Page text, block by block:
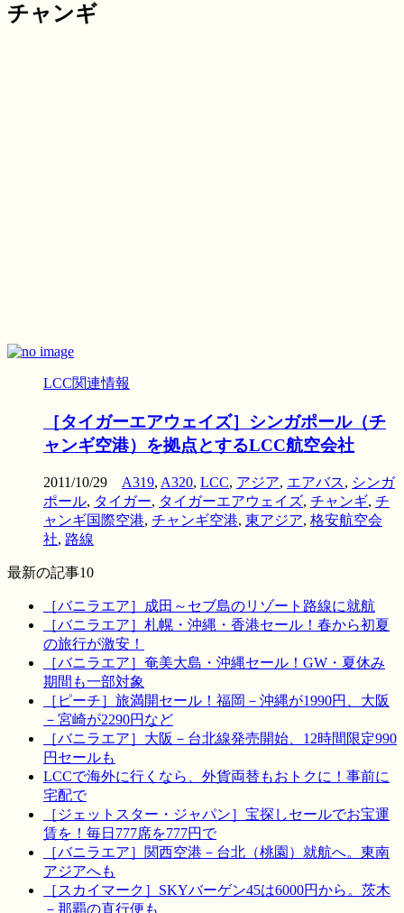
チャンギ
LCC関連情報
［タイガーエアウェイズ］シンガポール（チ
ャンギ空港）を拠点とするLCC航空会社
2011/10/29 A319, A320, LCC, アジア, エアバス, シンガ
ポール, タイガー, タイガーエアウェイズ, チャンギ, チ
ャンギ国際空港, チャンギ空港, 東アジア, 格安航空会
社, 路線
最新の記事10
［バニラエア］成田～セブ島のリゾート路線に就航
［バニラエア］札幌・沖縄・香港セール！春から初夏
の旅行が激安！
［バニラエア］奄美大島・沖縄セール！GW・夏休み
期間も一部対象
［ピーチ］旅満開セール！福岡－沖縄が1990円、大阪
－宮崎が2290円など
［バニラエア］大阪－台北線発売開始、12時間限定990
円セールも
LCCで海外に行くなら、外貨両替もおトクに！事前に
宅配で
［ジェットスター・ジャパン］宝探しセールでお宝運
賃を！毎日777席を777円で
［バニラエア］関西空港－台北（桃園）就航へ。東南
アジアへも
［スカイマーク］SKYバーゲン45は6000円から。茨木
－那覇の直行便も